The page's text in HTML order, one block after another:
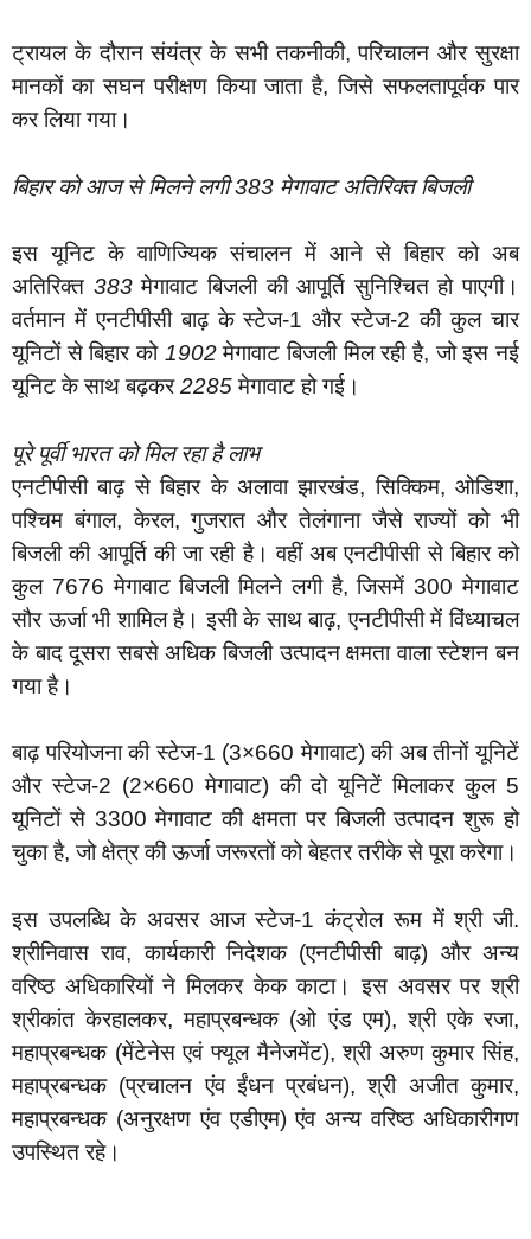
ट्रायल के दौरान संयंत्र के सभी तकनीकी, परिचालन और सुरक्षा
मानकों का सघन परीक्षण किया जाता है, जिसे सफलतापूर्वक पार
कर लिया गया।
बिहार को आज से मिलने लगी 383 मेगावाट अतिरिक्त बिजली
इस यूनिट के वाणिज्यिक संचालन में आने से बिहार को अब
अतिरिक्त 383मेगावाट बिजली की आपूर्ति सुनिश्चित हो पाएगी।
वर्तमान में एनटीपीसी बाढ़ के स्टेज-1 और स्टेज-2 की कुल चार
यूनिटों से बिहार को 1902मेगावाट बिजली मिल रही है, जो इस नई
यूनिट के साथ बढ़कर2285मेगावाट हो गई।
पूरे पूर्वी भारत को मिल रहा है लाभ
एनटीपीसी बाढ़ से बिहार के अलावा झारखंड, सिक्किम, ओडिशा,
पश्चिम बंगाल, केरल, गुजरात और तेलंगाना जैसे राज्यों को भी
बिजली की आपूर्ति की जा रही है। वहीं अब एनटीपीसी से बिहार को
कुल 7676 मेगावाट बिजली मिलने लगी है, जिसमें 300 मेगावाट
सौर ऊर्जा भी शामिल है। इसी के साथ बाढ़, एनटीपीसी में विंध्याचल
के बाद दूसरा सबसे अधिक बिजली उत्पादन क्षमता वाला स्टेशन बन
गया है।
बाढ़ परियोजना की स्टेज-1 (3×660 मेगावाट) की अब तीनों यूनिटें
और स्टेज-2 (2×660 मेगावाट) की दो यूनिटें मिलाकर कुल 5
यूनिटों से 3300 मेगावाट की क्षमता पर बिजली उत्पादन शुरू हो
चुका है, जो क्षेत्र की ऊर्जा जरूरतों को बेहतर तरीके से पूरा करेगा।
इस उपलब्धि के अवसर आज स्टेज-1 कंट्रोल रूम में श्री जी.
श्रीनिवास राव, कार्यकारी निदेशक (एनटीपीसी बाढ़) और अन्य
वरिष्ठ अधिकारियों ने मिलकर केक काटा। इस अवसर पर श्री
श्रीकांत केरहालकर, महाप्रबन्धक (ओ एंड एम), श्री एके रजा,
महाप्रबन्धक (मेंटेनेस एवं फ्यूल मैनेजमेंट), श्री अरुण कुमार सिंह,
महाप्रबन्धक (प्रचालन एंव ईंधन प्रबंधन), श्री अजीत कुमार,
महाप्रबन्धक (अनुरक्षण एंव एडीएम) एंव अन्य वरिष्ठ अधिकारीगण
उपस्थित रहे।